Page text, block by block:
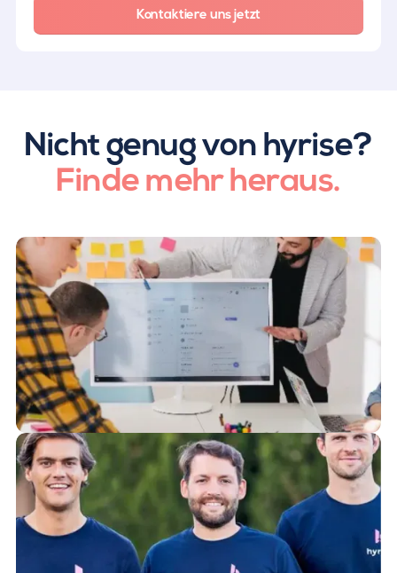
Kontaktiere uns jetzt
Nicht genug von hyrise?
Finde mehr heraus.
Lerne mehr im Blog
Hier findest du spannnde Insights rund um Hyrise.
Zum Blog